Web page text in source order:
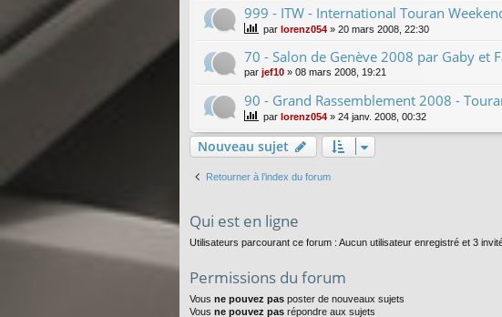
999 - ITW - International Touran
par lorenz054 » 20 mars 2008, 22:30
70 - Salon de Genève 2008 par Gaby et
par jef10 » 08 mars 2008, 19:21
90 - Grand Rassemblement 2008 -
par lorenz054 » 24 janv. 2008, 00:32
Nouveau sujet
Retourner à l’index du forum
Qui est en ligne
Utilisateurs parcourant ce forum : Aucun utilisateur enregistré et 3
Permissions du forum
Vous ne pouvez pas poster de nouveaux sujets
Vous ne pouvez pas répondre aux sujets